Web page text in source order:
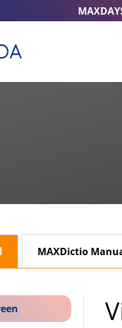
MAXDictio